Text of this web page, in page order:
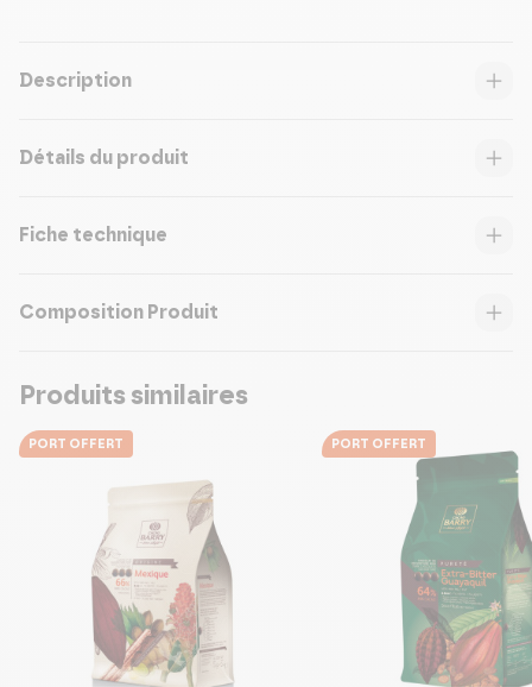
Description
Détails du produit
Fiche technique
Composition Produit
Produits similaires
PORT OFFERT PORT OFFERT